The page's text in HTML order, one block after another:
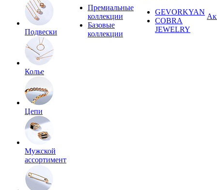
Подвески
Колье
Цепи
Мужской
ассортимент
Премиальные
коллекции
Базовые
коллекции
GEVORKYAN
COBRA
JEWELRY